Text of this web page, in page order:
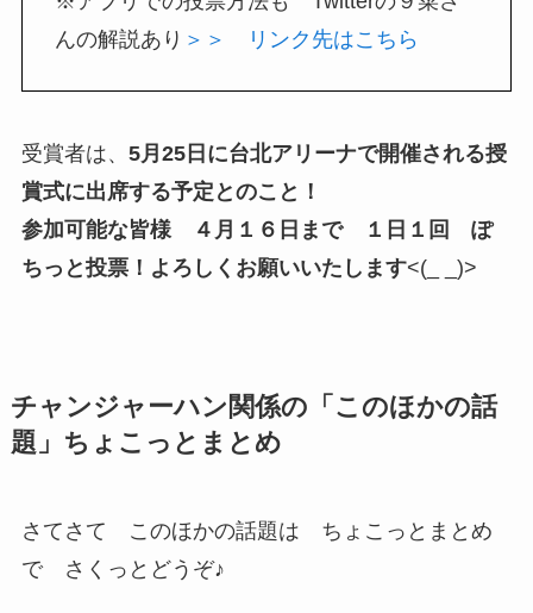
んの解説あり ＞＞ リンク先はこちら
受賞者は、 5月25日に台北アリーナで開催される授
賞式に出席する予定とのこと！
参加可能な皆様 ４月１６日まで １日１回 ぽ
ちっと投票！よろしくお願いいたします<(_ _)>
チャンジャーハン関係の「このほかの話
題」ちょこっとまとめ
さてさて このほかの話題は ちょこっとまとめ
で さくっとどうぞ♪